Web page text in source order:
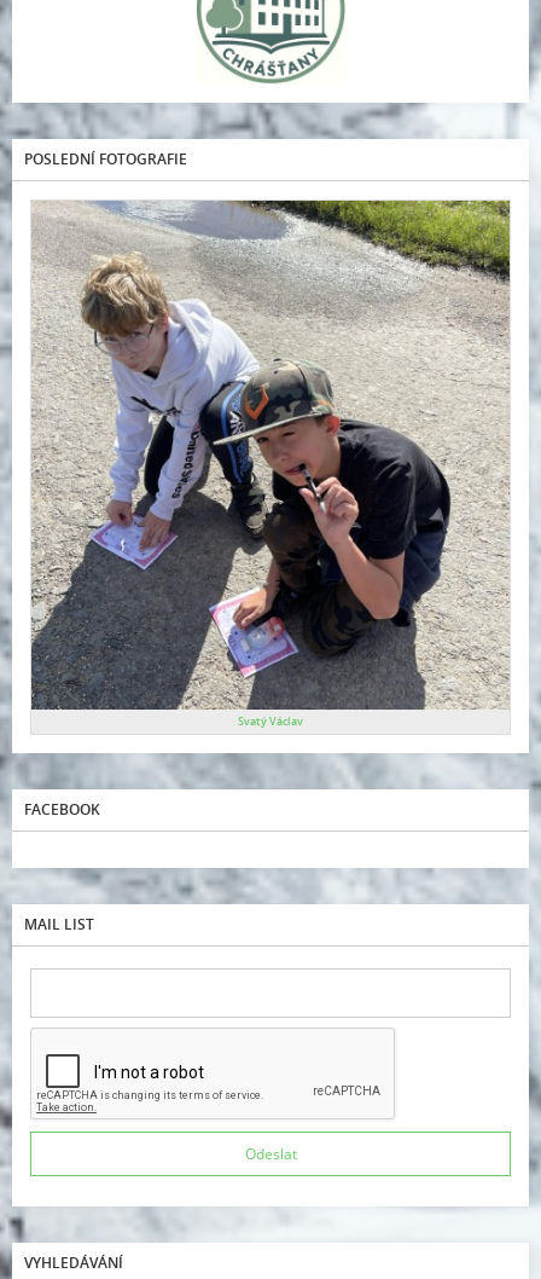
POSLEDNÍ FOTOGRAFIE
Svatý Václav
FACEBOOK
MAIL LIST
VYHLEDÁVÁNÍ